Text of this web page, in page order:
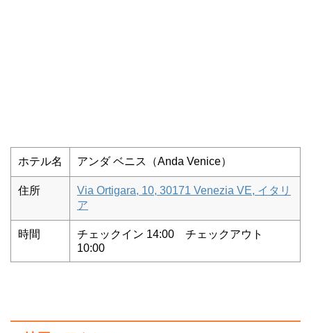
ホテル名 アンダ ベニス（Anda Venice）
住所
Via Ortigara, 10, 30171 Venezia VE, イタリ
ア
時間
チェックイン 14:00 チェックアウト
10:00